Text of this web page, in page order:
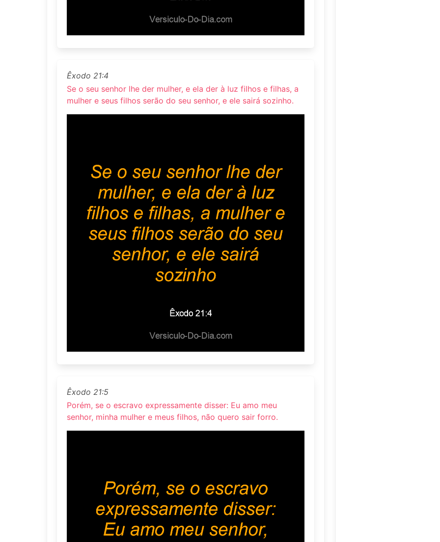
Êxodo 21:4
Se o seu senhor lhe der mulher, e ela der à luz filhos e filhas, a
mulher e seus filhos serão do seu senhor, e ele sairá sozinho.
Êxodo 21:5
Porém, se o escravo expressamente disser: Eu amo meu
senhor, minha mulher e meus filhos, não quero sair forro.